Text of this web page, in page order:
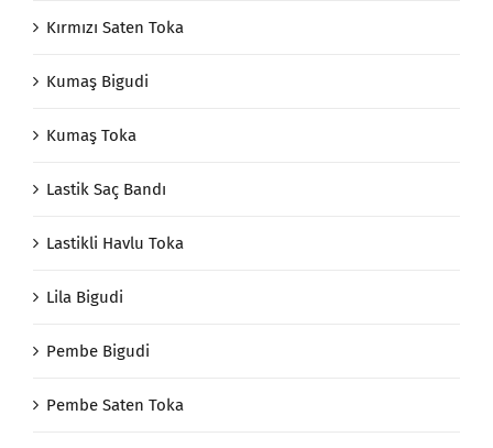
Kırmızı Saten Toka
Kumaş Bigudi
Kumaş Toka
Lastik Saç Bandı
Lastikli Havlu Toka
Lila Bigudi
Pembe Bigudi
Pembe Saten Toka